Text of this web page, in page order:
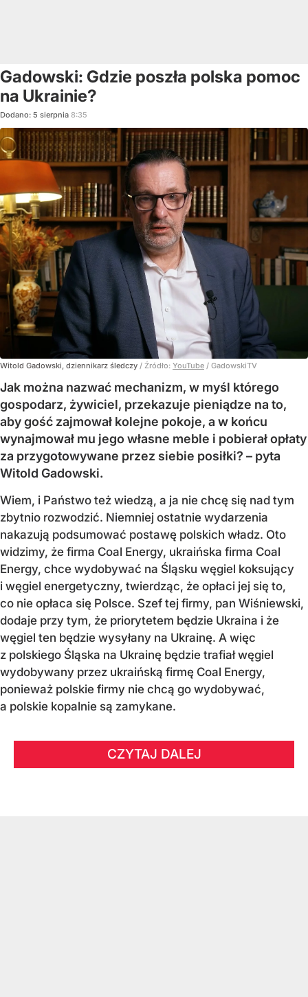
Gadowski: Gdzie poszła polska pomoc
na Ukrainie?
Dodano: 5 sierpnia 8:35
Witold Gadowski, dziennikarz śledczy / Źródło: YouTube / GadowskiTV
Jak można nazwać mechanizm, w myśl którego
gospodarz, żywiciel, przekazuje pieniądze na to,
aby gość zajmował kolejne pokoje, a w końcu
wynajmował mu jego własne meble i pobierał opłaty
za przygotowywane przez siebie posiłki? – pyta
Witold Gadowski.
Wiem, i Państwo też wiedzą, a ja nie chcę się nad tym
zbytnio rozwodzić. Niemniej ostatnie wydarzenia
nakazują podsumować postawę polskich władz. Oto
widzimy, że firma Coal Energy, ukraińska firma Coal
Energy, chce wydobywać na Śląsku węgiel koksujący
i węgiel energetyczny, twierdząc, że opłaci jej się to,
co nie opłaca się Polsce. Szef tej firmy, pan Wiśniewski,
dodaje przy tym, że priorytetem będzie Ukraina i że
węgiel ten będzie wysyłany na Ukrainę. A więc
z polskiego Śląska na Ukrainę będzie trafiał węgiel
wydobywany przez ukraińską firmę Coal Energy,
ponieważ polskie firmy nie chcą go wydobywać,
a polskie kopalnie są zamykane.
CZYTAJ DALEJ